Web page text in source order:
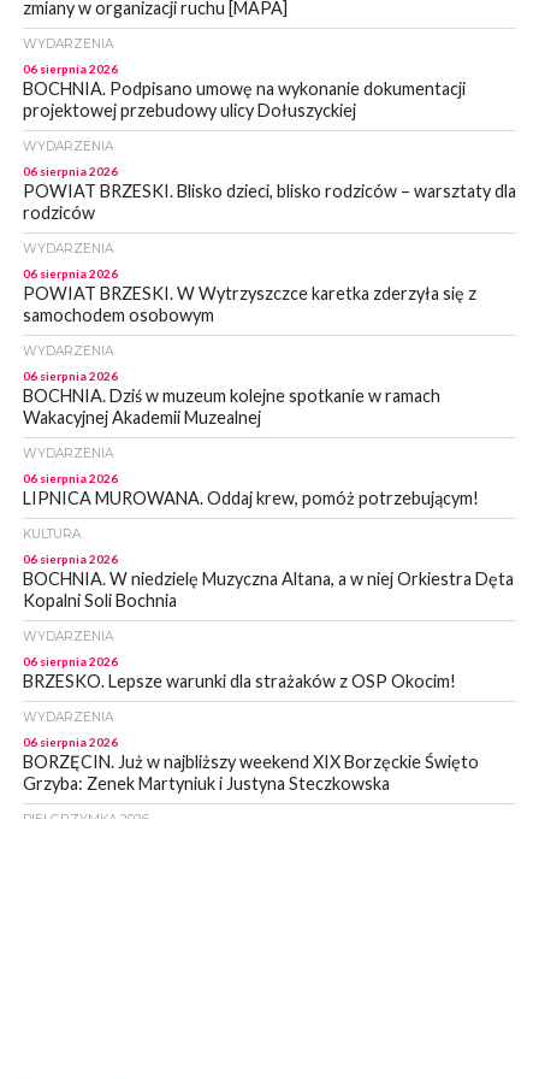
zmiany w organizacji ruchu [MAPA]
WYDARZENIA
06 sierpnia 2026
BOCHNIA. Podpisano umowę na wykonanie dokumentacji
projektowej przebudowy ulicy Dołuszyckiej
WYDARZENIA
06 sierpnia 2026
POWIAT BRZESKI. Blisko dzieci, blisko rodziców – warsztaty dla
rodziców
WYDARZENIA
06 sierpnia 2026
POWIAT BRZESKI. W Wytrzyszczce karetka zderzyła się z
samochodem osobowym
WYDARZENIA
06 sierpnia 2026
BOCHNIA. Dziś w muzeum kolejne spotkanie w ramach
Wakacyjnej Akademii Muzealnej
WYDARZENIA
06 sierpnia 2026
LIPNICA MUROWANA. Oddaj krew, pomóż potrzebującym!
KULTURA
06 sierpnia 2026
BOCHNIA. W niedzielę Muzyczna Altana, a w niej Orkiestra Dęta
Kopalni Soli Bochnia
WYDARZENIA
06 sierpnia 2026
BRZESKO. Lepsze warunki dla strażaków z OSP Okocim!
WYDARZENIA
06 sierpnia 2026
BORZĘCIN. Już w najbliższy weekend XIX Borzęckie Święto
Grzyba: Zenek Martyniuk i Justyna Steczkowska
PIELGRZYMKA 2026